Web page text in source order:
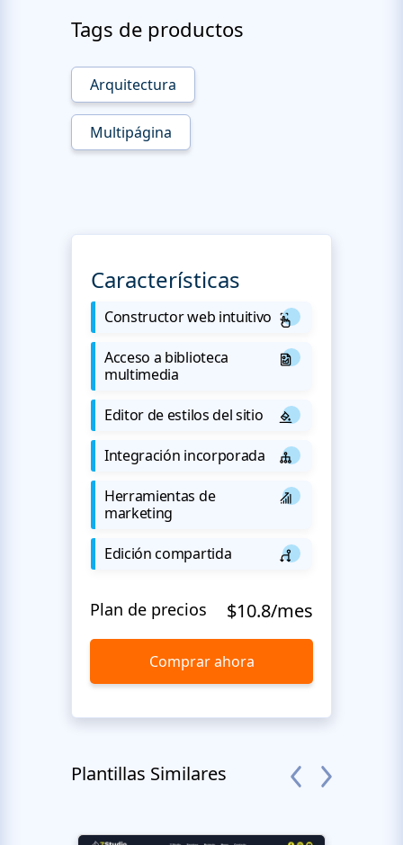
Tags de productos
Arquitectura
Multipágina
Características
Constructor web intuitivo
Acceso a biblioteca
multimedia
Editor de estilos del sitio
Integración incorporada
Herramientas de
marketing
Edición compartida
Plan de precios $10.8/mes
Comprar ahora
Plantillas Similares